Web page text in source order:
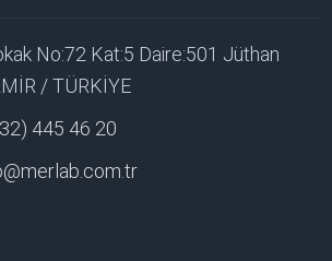
No:72 Kat:5 Daire:501 Jüthan
/ TÜRKİYE
445 46 20